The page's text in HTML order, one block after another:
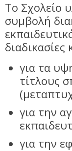
Το Σχολείο
συμβολή
διαδικασίες
για τα
τίτλους
για την
για την